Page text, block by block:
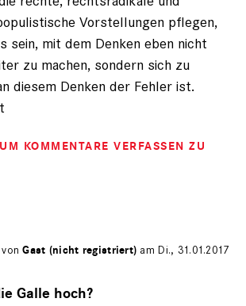
Vorstellungen pflegen,
sein, mit dem Denken eben nicht
zu machen, sondern sich zu
diesem Denken der Fehler ist.
KOMMENTARE VERFASSEN ZU
vonGast (nicht registriert) am Di., 31.01.2017
Galle hoch?